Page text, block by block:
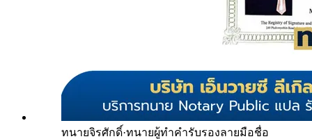
ทนายจิรศักดิ์·ทนายผู้ทำคำรับรองลายมือชื่อ